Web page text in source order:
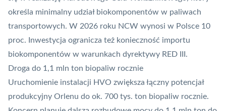
określa minimalny udział biokomponentów w paliwach
transportowych. W 2026 roku NCW wynosi w Polsce 10
proc. Inwestycja ogranicza też konieczność importu
biokomponentów w warunkach dyrektywy RED III.
Droga do 1,1 mln ton biopaliw rocznie
Uruchomienie instalacji HVO zwiększa łączny potencjał
produkcyjny Orlenu do ok. 700 tys. ton biopaliw rocznie.